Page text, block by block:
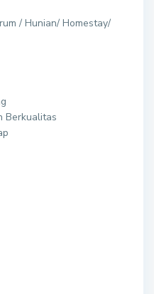
/ Hunian/ Homestay/
Berkualitas